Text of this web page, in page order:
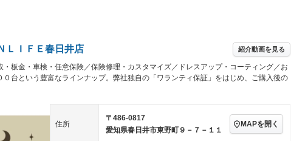
センターデフロック
展示・試乗車 電動格納ミラー
ヤー接続可
革シート キーレス
HID(キセノンライト) － ポータブルナビ バックカメラ
パワーシート 3列シート ベンチシート
チップアップシート オットマン 電動格納サードシート
ＬＩＦＥ春日井店 紹介動画を見る
板金・車検・任意保険／保険修理・カスタマイズ／ドレスアップ・コーティング／お
台という豊富なラインナップ。弊社独自の「ワランティ保証」をはじめ、ご購入後の
住所
〒486-0817
愛知県春日井市東野町９－７－１１
MAPを開く